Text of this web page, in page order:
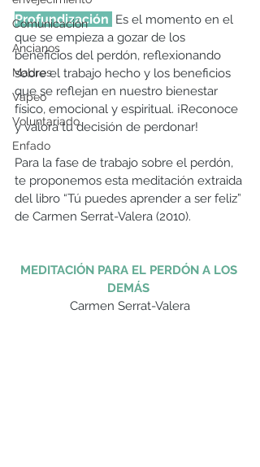
Comunicación
Ancianos
Madres
Vapeo
Voluntariado
Enfado
Profundización Es el momento en el
que se empieza a gozar de los
beneficios del perdón, reflexionando
sobre el trabajo hecho y los beneficios
que se reflejan en nuestro bienestar
físico, emocional y espiritual. ¡Reconoce
y valora tu decisión de perdonar!
Para la fase de trabajo sobre el perdón,
te proponemos esta meditación extraida
del libro “Tú puedes aprender a ser feliz”
de Carmen Serrat-Valera (2010).
MEDITACIÓN PARA EL PERDÓN A LOS
DEMÁS
Carmen Serrat-Valera